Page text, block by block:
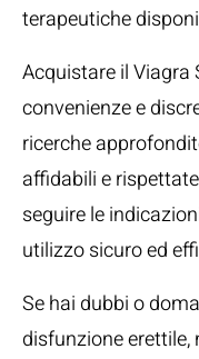
terapeutiche
Acquistare il
convenienze e
ricerche
affidabili e
seguire le
utilizzo sicuro ed
Se hai dubbi o
disfunzione